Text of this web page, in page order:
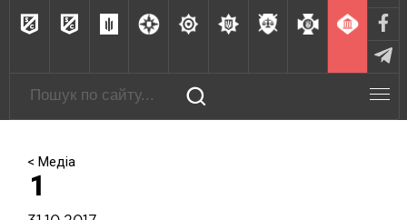
< Медіа
1